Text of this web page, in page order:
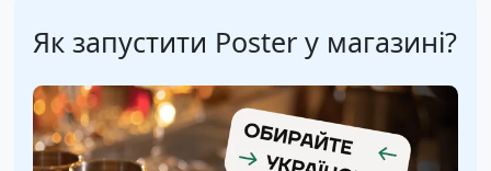
Як запустити Poster у магазині?